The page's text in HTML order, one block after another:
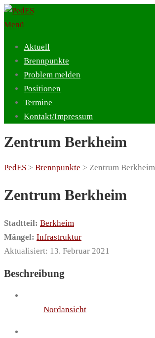
Zum
Inhalt
Menü
Aktuell
Brennpunkte
Problem melden
Positionen
Termine
Kontakt/Impressum
Zentrum Berkheim
PedES > Brennpunkte > Zentrum Berkheim
Zentrum Berkheim
Stadtteil: Berkheim
Mängel: Infrastruktur
Aktualisiert: 13. Februar 2021
Beschreibung
Nordansicht